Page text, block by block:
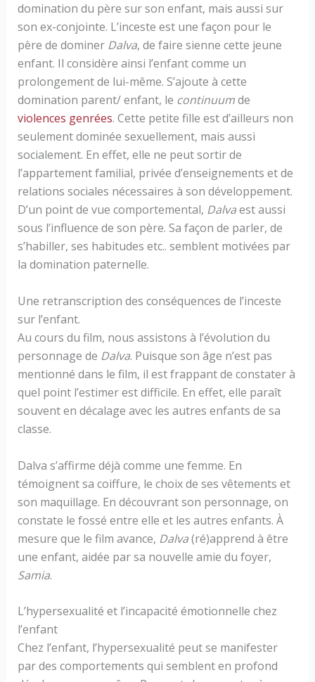
domination du père sur son enfant, mais aussi sur
son ex-conjointe. L’inceste est une façon pour le
père de dominer Dalva, de faire sienne cette jeune
enfant. Il considère ainsi l’enfant comme un
prolongement de lui-même. S’ajoute à cette
domination parent/ enfant, le continuumde
violences genrées. Cette petite fille est d’ailleurs non
seulement dominée sexuellement, mais aussi
socialement. En effet, elle ne peut sortir de
l’appartement familial, privée d’enseignements et de
relations sociales nécessaires à son développement.
D’un point de vue comportemental, Dalvaest aussi
sous l’influence de son père. Sa façon de parler, de
s’habiller, ses habitudes etc.. semblent motivées par
la domination paternelle.
Une retranscription des conséquences de l’inceste
sur l’enfant.
Au cours du film, nous assistons à l’évolution du
personnage de Dalva. Puisque son âge n’est pas
mentionné dans le film, il est frappant de constater à
quel point l’estimer est difficile. En effet, elle paraît
souvent en décalage avec les autres enfants de sa
classe.
Dalva s’affirme déjà comme une femme. En
témoignent sa coiffure, le choix de ses vêtements et
son maquillage. En découvrant son personnage, on
constate le fossé entre elle et les autres enfants. À
mesure que le film avance, Dalva(ré)apprend à être
une enfant, aidée par sa nouvelle amie du foyer,
Samia.
L’hypersexualité et l’incapacité émotionnelle chez
l’enfant
Chez l’enfant, l’hypersexualité peut se manifester
par des comportements qui semblent en profond